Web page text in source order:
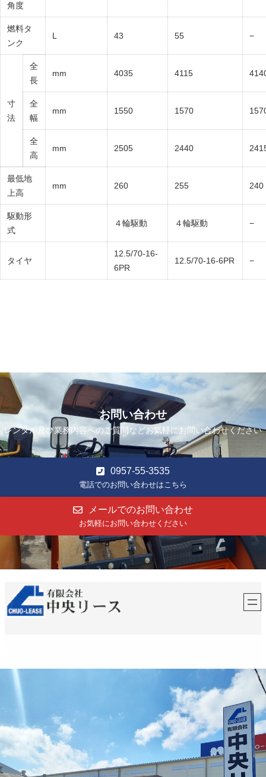
角度
燃料タ
ンク
L 43 55 −
寸
法
全
長
mm 4035 4115
全
幅
mm 1550 1570
全
高
mm 2505 2440
最低地
上高
mm 260 255 240
駆動形
式
４輪駆動 ４輪駆動 −
タイヤ
12.5/70-16-
6PR
12.5/70-16-6PR −
お問い合わせ
レンタル及び業務内容へのご質問などお気軽にお問い合わせください
0957-55-3535
電話でのお問い合わせはこちら
メールでのお問い合わせ
お気軽にお問い合わせください